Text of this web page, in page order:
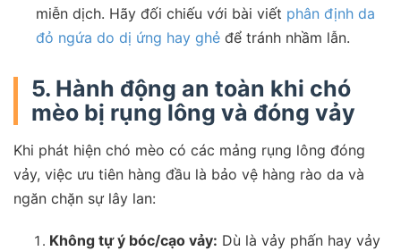
miễn dịch. Hãy đối chiếu với bài viết phân định da
đỏ ngứa do dị ứng hay ghẻ để tránh nhầm lẫn.
5. Hành động an toàn khi chó
mèo bị rụng lông và đóng vảy
Khi phát hiện chó mèo có các mảng rụng lông đóng
vảy, việc ưu tiên hàng đầu là bảo vệ hàng rào da và
ngăn chặn sự lây lan:
Không tự ý bóc/cạo vảy: Dù là vảy phấn hay vảy